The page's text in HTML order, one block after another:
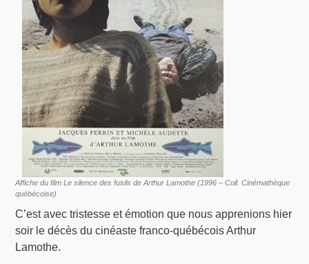
Affiche du film Le silence des fusils de Arthur Lamothe (1996 – Coll. Cinémathèque
québécoise)
C’est avec tristesse et émotion que nous apprenions hier
soir le décès du cinéaste franco-québécois Arthur
Lamothe.